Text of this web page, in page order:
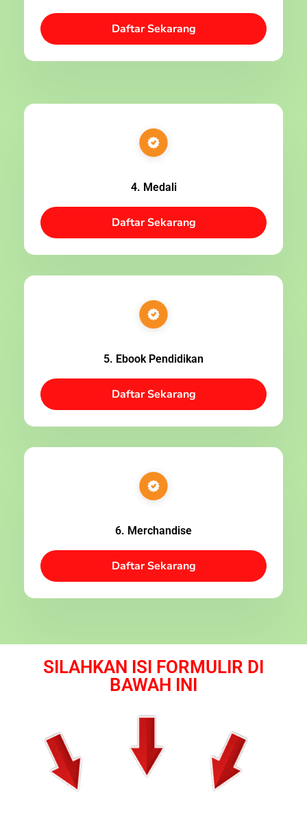
Daftar Sekarang
4. Medali
Daftar Sekarang
5. Ebook Pendidikan
Daftar Sekarang
6. Merchandise
Daftar Sekarang
SILAHKAN ISI FORMULIR DI
BAWAH INI